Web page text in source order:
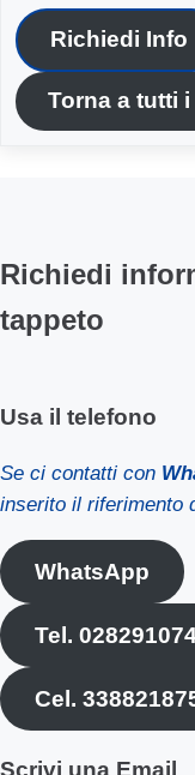
Richiedi Info
Torna a tutti
Richiedi
tappeto
Usa il telefono
Se ci contatti con
inserito il riferimento
WhatsApp
Tel.
Cel.